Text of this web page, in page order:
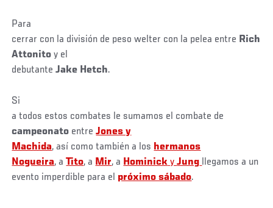
Para
cerrar con la división de peso welter con la pelea entre Rich
Attonito y el
debutanteJake Hetch.
Si
a todos estos combates le sumamos el combate de
campeonato entre Jones y
Machida, así como también a los hermanos
Nogueira, aTito, a Mir, a Hominick yJung llegamos a un
evento imperdible para el próximo sábado.